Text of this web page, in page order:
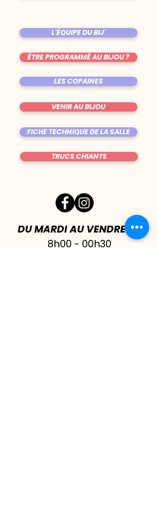
L'ÉQUIPE DU BIJ'
ÊTRE PROGRAMMÉ AU BIJOU ?
LES COPAINES
VENIR AU BIJOU
FICHE TECHNIQUE DE LA SALLE
TRUCS CHIANTS
DU MARDI AU VENDREDI|
8h00 - 00h30